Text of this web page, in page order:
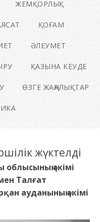
ЖЕМҚОРЛЫҚ
ҚОҒАМ
ӘЛЕУМЕТ
ҚАЗЫНА КЕУДЕ
ӨЗГЕ ЖАҢАЛЫҚТАР
жүктелді
әкімі
Талғат
ауданының әкімі